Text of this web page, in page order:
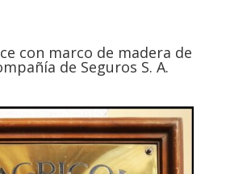
con marco de madera de
de Seguros S. A.